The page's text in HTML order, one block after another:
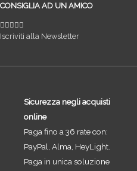
CONSIGLIA AD UN AMICO
Iscriviti alla Newsletter
Sicurezza negli acquisti
online
Paga fino a 36 rate con:
PayPal, Alma, HeyLight.
Paga in unica soluzione